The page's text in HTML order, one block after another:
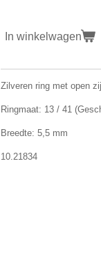
In winkelwagen
Zilveren ring met open
Ringmaat: 13 / 41
Breedte: 5,5 mm
10.21834